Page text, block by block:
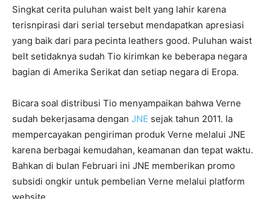
Singkat cerita puluhan waist belt yang lahir karena
terisnpirasi dari serial tersebut mendapatkan apresiasi
yang baik dari para pecinta leathers good. Puluhan waist
belt setidaknya sudah Tio kirimkan ke beberapa negara
bagian di Amerika Serikat dan setiap negara di Eropa.
Bicara soal distribusi Tio menyampaikan bahwa Verne
sudah bekerjasama dengan JNE sejak tahun 2011. Ia
mempercayakan pengiriman produk Verne melalui JNE
karena berbagai kemudahan, keamanan dan tepat waktu.
Bahkan di bulan Februari ini JNE memberikan promo
subsidi ongkir untuk pembelian Verne melalui platform